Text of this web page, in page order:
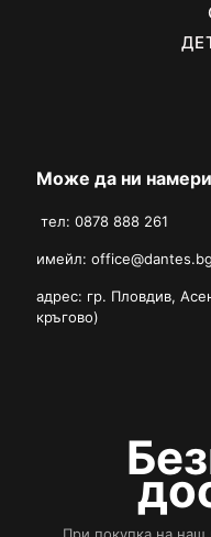
Може да ни
тел: 0878 888 261
имейл: office@dantes.bg
адрес: гр. Пловдив,
кръгово)